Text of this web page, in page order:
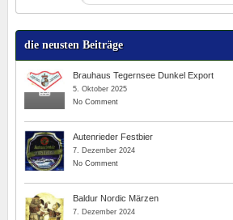
die neusten Beiträge
Brauhaus Tegernsee Dunkel Export
5. Oktober 2025
No Comment
Autenrieder Festbier
7. Dezember 2024
No Comment
Baldur Nordic Märzen
7. Dezember 2024